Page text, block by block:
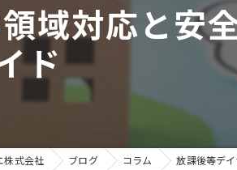
児童
未経験
域対応と安
ド
株式会社 ブログ コラム 放課後等デ